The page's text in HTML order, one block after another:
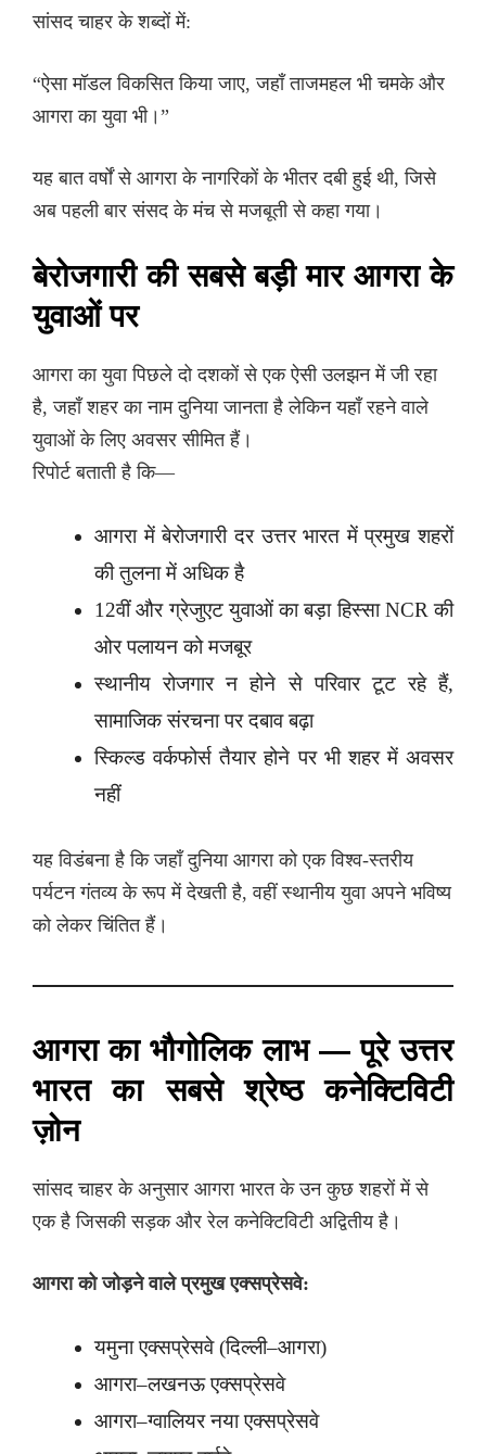
सांसद चाहर के शब्दों में:
“ऐसा मॉडल विकसित किया जाए, जहाँ ताजमहल भी चमके और
आगरा का युवा भी।”
यह बात वर्षों से आगरा के नागरिकों के भीतर दबी हुई थी, जिसे
अब पहली बार संसद के मंच से मजबूती से कहा गया।
बेरोजगारी की सबसे बड़ी मार आगरा के
युवाओं पर
आगरा का युवा पिछले दो दशकों से एक ऐसी उलझन में जी रहा
है, जहाँ शहर का नाम दुनिया जानता है लेकिन यहाँ रहने वाले
युवाओं के लिए अवसर सीमित हैं।
रिपोर्ट बताती है कि—
आगरा में बेरोजगारी दर उत्तर भारत में प्रमुख शहरों
की तुलना में अधिक है
12वीं और ग्रेजुएट युवाओं का बड़ा हिस्सा NCR की
ओर पलायन को मजबूर
स्थानीय रोजगार न होने से परिवार टूट रहे हैं,
सामाजिक संरचना पर दबाव बढ़ा
स्किल्ड वर्कफोर्स तैयार होने पर भी शहर में अवसर
नहीं
यह विडंबना है कि जहाँ दुनिया आगरा को एक विश्व-स्तरीय
पर्यटन गंतव्य के रूप में देखती है, वहीं स्थानीय युवा अपने भविष्य
को लेकर चिंतित हैं।
आगरा का भौगोलिक लाभ — पूरे उत्तर
भारत का सबसे श्रेष्ठ कनेक्टिविटी
ज़ोन
सांसद चाहर के अनुसार आगरा भारत के उन कुछ शहरों में से
एक है जिसकी सड़क और रेल कनेक्टिविटी अद्वितीय है।
आगरा को जोड़ने वाले प्रमुख एक्सप्रेसवे:
यमुना एक्सप्रेसवे (दिल्ली–आगरा)
आगरा–लखनऊ एक्सप्रेसवे
आगरा–ग्वालियर नया एक्सप्रेसवे